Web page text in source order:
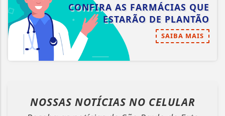
CONFIRA AS FARMÁCIAS QUE
ESTARÃO DE PLANTÃO
SAIBA MAIS
NOSSAS NOTÍCIAS NO CELULAR